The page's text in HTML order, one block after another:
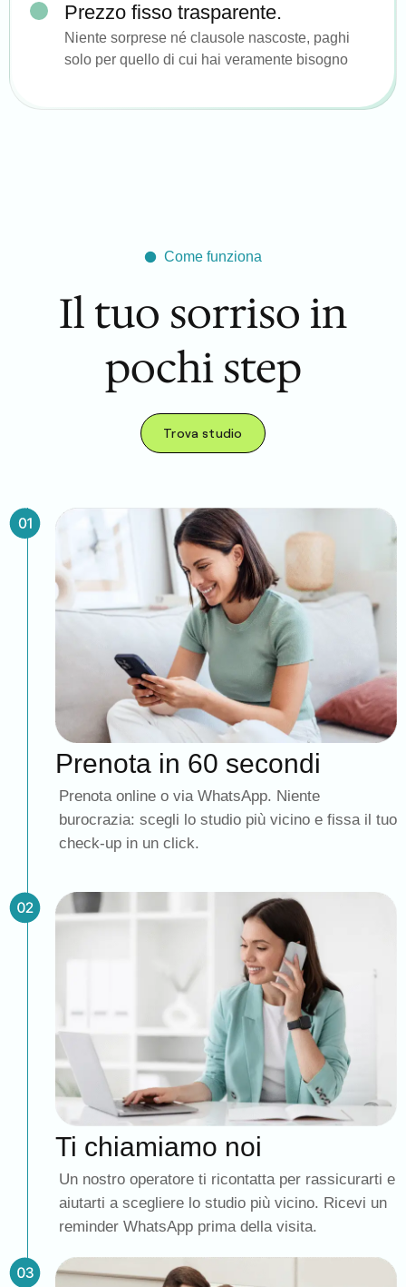
Prezzo fisso trasparente.
Niente sorprese né clausole nascoste, paghi
solo per quello di cui hai veramente bisogno
Come funziona
Il tuo sorriso in
pochi step
Trova studio
Prenota in 60 secondi
Prenota online o via WhatsApp. Niente
burocrazia: scegli lo studio più vicino e fissa il tuo
check-up in un click.
Ti chiamiamo noi
Un nostro operatore ti ricontatta per rassicurarti e
aiutarti a scegliere lo studio più vicino. Ricevi un
reminder WhatsApp prima della visita.